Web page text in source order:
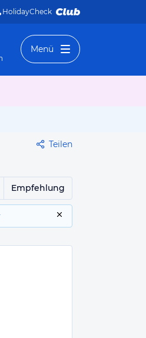
HolidayCheck
Menü
Teilen
Empfehlung